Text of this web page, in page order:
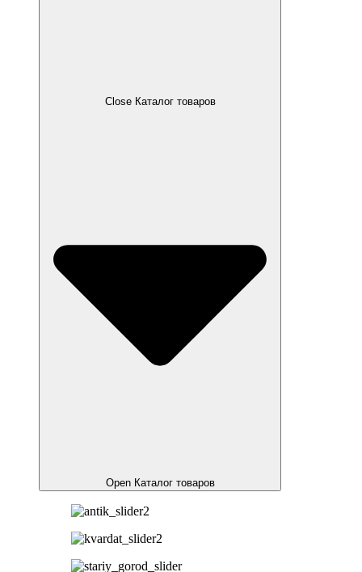
Close Каталог товаров
Open Каталог товаров